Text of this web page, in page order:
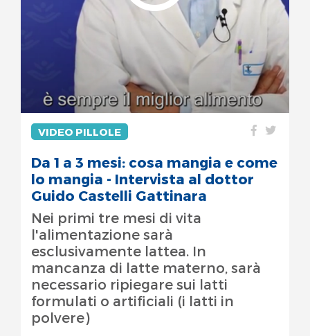
VIDEO PILLOLE
Da 1 a 3 mesi: cosa mangia e come
lo mangia - Intervista al dottor
Guido Castelli Gattinara
Nei primi tre mesi di vita
l'alimentazione sarà
esclusivamente lattea. In
mancanza di latte materno, sarà
necessario ripiegare sui latti
formulati o artificiali (i latti in
polvere)